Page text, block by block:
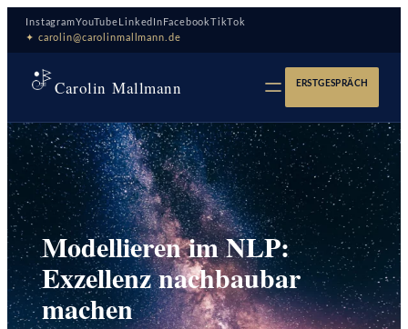
Zum
Inhalt
InstagramYouTube LinkedIn FacebookTikTok
✦ carolin@carolinmallmann.de
Carolin Mallmann ERSTGESPRÄCH
Modellieren im NLP:
Exzellenz nachbaubar
machen